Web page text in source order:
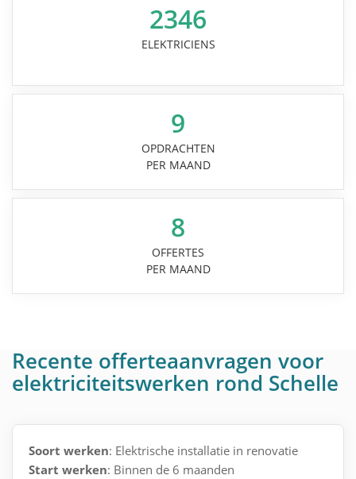
2346
ELEKTRICIENS
9
OPDRACHTEN
PER MAAND
8
OFFERTES
PER MAAND
Recente offerteaanvragen voor
elektriciteitswerken rond Schelle
Soort werken: Elektrische installatie in renovatie
Start werken: Binnen de 6 maanden